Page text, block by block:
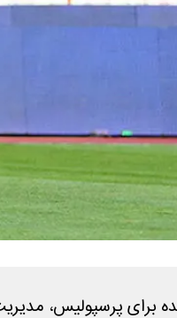
پرسپولیس، مدیریت